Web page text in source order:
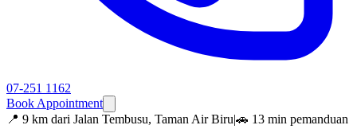
07-251 1162
Book Appointment
📍 9 km dari Jalan Tembusu, Taman Air Biru|🚗 13 min pemanduan